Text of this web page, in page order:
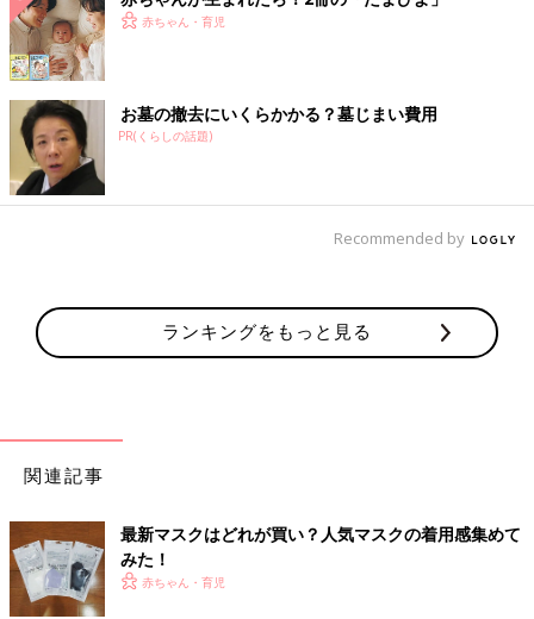
赤ちゃん・育児
お墓の撤去にいくらかかる？墓じまい費用
PR(くらしの話題)
Recommended by
ランキングをもっと見る
関連記事
最新マスクはどれが買い？人気マスクの着用感集めて
みた！
赤ちゃん・育児